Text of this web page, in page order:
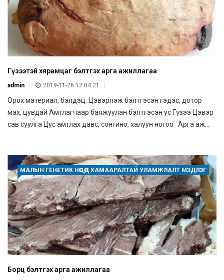
Гүзээтэй хярамцаг бэлтгэх арга ажиллагаа
admin 2019-11-26 12:04:21
Орох материал, бэлдэц: Цэвэрлэж бэлтгэсэн гэдэс, дотор
мах, цувдай Амтлагчаар баяжуулан бэлтгэсэн ус Гүзээ Цэвэр
сав суулга Цус амтлах давс, сонгино, халуун ногоо Арга аж...
МАЛЫН ГЕНЕТИК НӨӨЦӨД ХАМААРАЛТАЙ УЛАМЖЛАЛТ МЭДЛЭГ
Борц бэлтгэх арга ажиллагаа